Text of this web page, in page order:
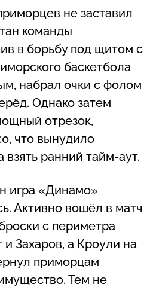
не заставил
команды
в борьбу под щитом с
баскетбола
набрал очки с фолом
Однако затем
отрезок,
что вынудило
ранний тайм-аут.
игра «Динамо»
Активно вошёл в матч
с периметра
Захаров, а Кроули на
приморцам
Тем не